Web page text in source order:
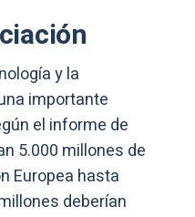
y la
importante
el informe de
5.000 millones de
Europea hasta
deberían